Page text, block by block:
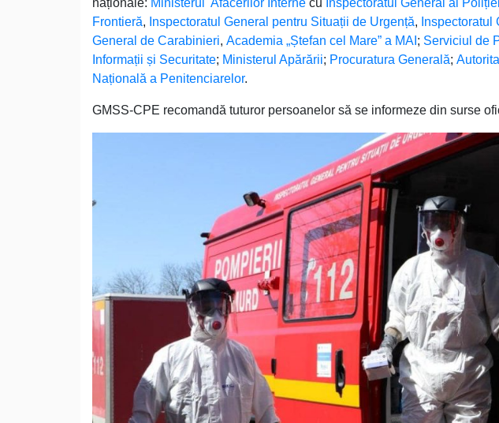
naționale: Ministerul Afacerilor Interne cu Inspectoratul General al Poliției
Frontieră, Inspectoratul General pentru Situații de Urgență, Inspectoratul
General de Carabinieri, Academia „Ștefan cel Mare” a MAI ; Serviciul de
Informații și Securitate; Ministerul Apărării; Procuratura Generală;
Națională a Penitenciarelor.
GMSS-CPE recomandă tuturor persoanelor să se informeze din surse